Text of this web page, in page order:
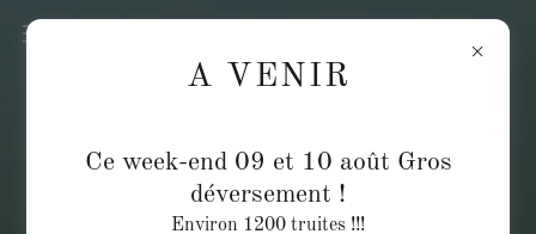
A VENIR
Ce week-end 09 et 10 août Gros
déversement !
Environ 1200 truites !!!